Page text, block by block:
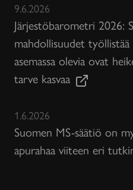
9.6.2026
Järjestöbarometri 2026:
mahdollisuudet
asemassa olevia ovat
tarve kasvaa
1.6.2026
Suomen MS-säätiö on
apurahaa viiteen eri